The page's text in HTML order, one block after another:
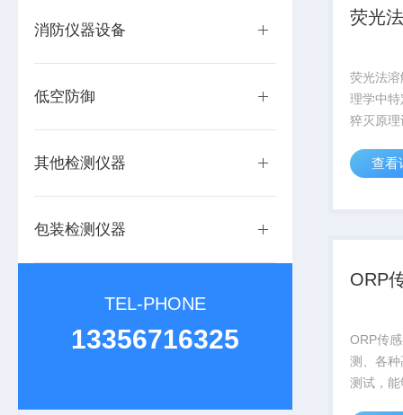
消防仪器设备
低空防御
其他检测仪器
包装检测仪器
TEL-PHONE
13356716325
荧光
荧光法
理学中
猝灭原
质上，
光膜头
查看
ORP
ORP传
测、各
测试，